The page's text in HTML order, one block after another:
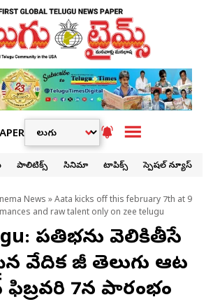
పాలిటిక్స్ సినిమా టాపిక్స్ స్పెషల్ న్యూస్
News » Aata kicks off this february 7th at 9
and raw talent only on zee telugu
ప్రతిభను వెలికితీసే
వేదిక జీ తెలుగు ఆట
7న ప్రారంభం